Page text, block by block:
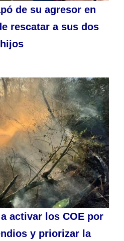
de su agresor en
rescatar a sus dos
hijos
activar los COE por
y priorizar la